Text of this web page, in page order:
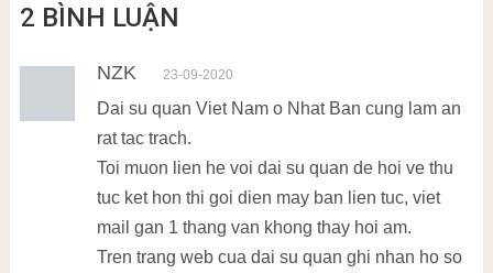
2 BÌNH LUẬN
NZK 23-09-2020
Dai su quan Viet Nam o Nhat Ban cung lam an
rat tac trach.
Toi muon lien he voi dai su quan de hoi ve thu
tuc ket hon thi goi dien may ban lien tuc, viet
mail gan 1 thang van khong thay hoi am.
Tren trang web cua dai su quan ghi nhan ho so